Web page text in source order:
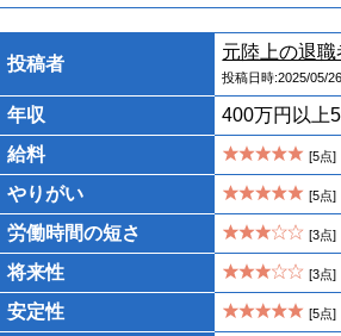
投稿者
元陸上の退職
投稿日時:2025/05/
年収
400万円以上
給料
[5点]
やりがい [5点]
労働時間の短さ [3点]
将来性 [3点]
安定性 [5点]